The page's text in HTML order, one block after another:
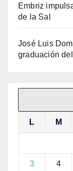
Embriz
de la Sal
José Luis
graduación
L M
3 4